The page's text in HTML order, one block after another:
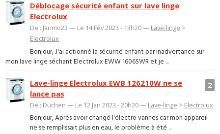
Déblocage sécurité enfant sur lave linge
Electrolux
De : Jarimo23 — Le 14 Fév 2023 - 13h20 — Lave-linge >
Electrolux
Bonjour, J'ai actionné la sécurité enfant par inadvertance sur
mon lave linge séchant Electrolux EWW 1606SWR et je ...
2
Lave-linge Electrolux EWB 126210W ne se
lance pas
De : Duchen — Le 12 Jan 2023 - 20h20 — Lave-linge > Electrolux
Bonjour, Après avoir changé l'électro vannes car mon appareil
ne se remplissait plus en eau, le problème à été ...